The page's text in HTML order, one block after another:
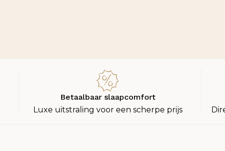
Betaalbaar slaapcomfort
Luxe uitstraling voor een scherpe prijs